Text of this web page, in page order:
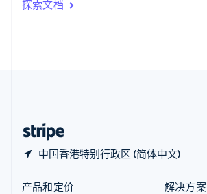
探索文档
中国香港特别行政区 (简体中文)
English
产品和定价
解决方案